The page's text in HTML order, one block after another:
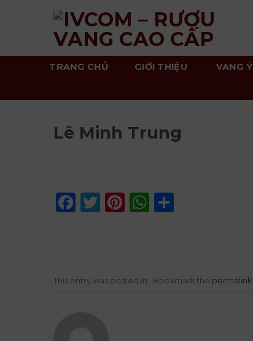
TRANG CHỦ GIỚI THIỆU VANG Ý
Lê Minh Trung
Facebook
Twitter
Pinterest
WhatsApp
This entry was posted in . Bookmark the permalink